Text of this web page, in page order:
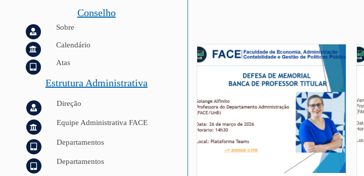
Conselho
Sobre
Calendário
Atas
Estrutura Administrativa
Direção
Equipe Administrativa FACE
Departamentos
Departamentos